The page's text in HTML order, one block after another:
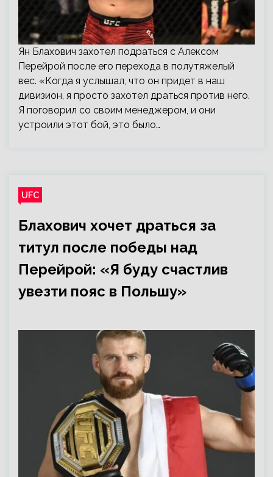
Ян Блахович захотел подраться с Алексом
Перейрой после его перехода в полутяжелый
вес. «Когда я услышал, что он придет в наш
дивизион, я просто захотел драться против него.
Я поговорил со своим менеджером, и они
устроили этот бой, это было…
UFC
Блахович хочет драться за
титул после победы над
Перейрой: «Я буду счастлив
увезти пояс в Польшу»